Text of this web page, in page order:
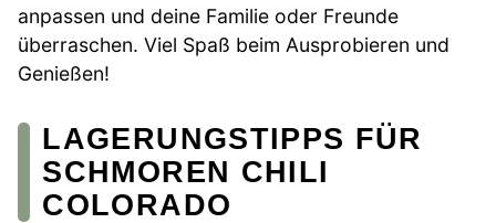
anpassen und deine Familie oder Freunde
überraschen. Viel Spaß beim Ausprobieren und
Genießen!
LAGERUNGSTIPPS FÜR
SCHMOREN CHILI
COLORADO